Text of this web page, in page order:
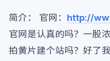
简介： 官网： http://
官网是认真的吗？一股
拍黄片建个站吗？好了